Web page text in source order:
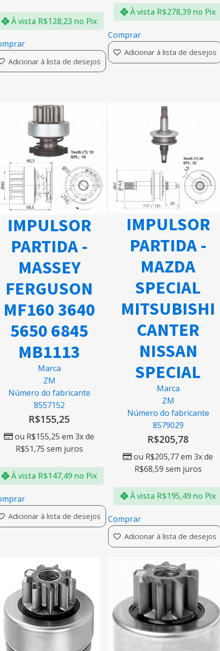
À vista R$128,23 no Pix
Adicionar à lista de desejos
À vista R$278,39 no Pix
Comprar
Adicionar à lista de desejos
IMPULSOR
PARTIDA -
MASSEY
FERGUSON
MF160 3640
5650 6845
MB1113
Marca
ZM
Número do fabricante
8557152
R$155,25
ou R$155,25 em 3x de
R$51,75 sem juros
À vista R$147,49 no Pix
Adicionar à lista de desejos
IMPULSOR
PARTIDA -
MAZDA
SPECIAL
MITSUBISHI
CANTER
NISSAN
SPECIAL
Marca
ZM
Número do fabricante
8579029
R$205,78
ou R$205,77em 3x de
R$68,59 sem juros
À vista R$195,49 no Pix
Comprar
Adicionar à lista de desejos